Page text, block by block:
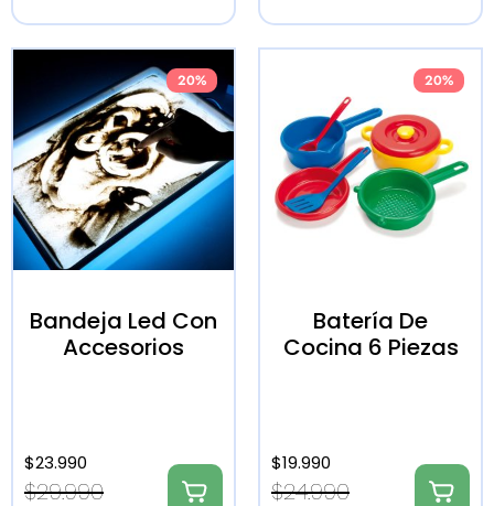
20%
Bandeja Led Con
Accesorios
$29.990
$23.990
20%
Batería De
Cocina 6 Piezas
$24.990
$19.990